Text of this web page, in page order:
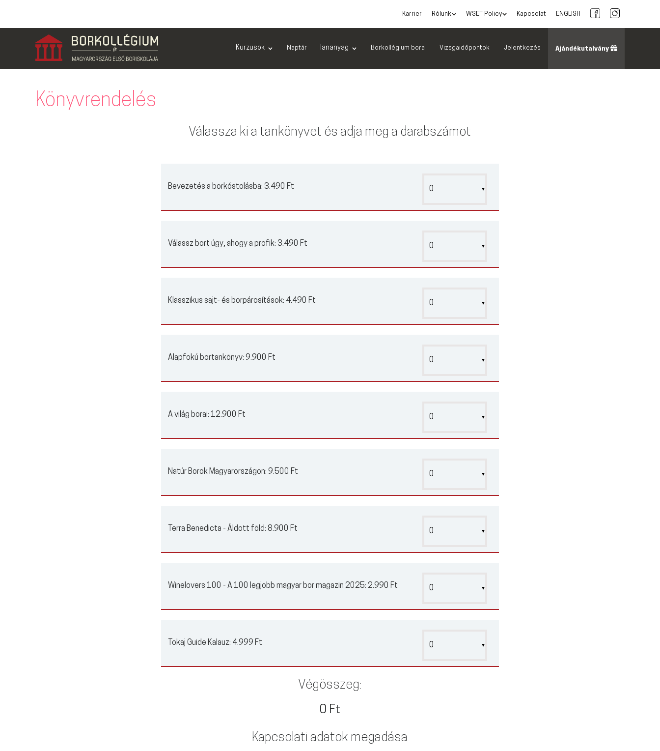
Karrier Rólunk WSET Policy Kapcsolat ENGLISH
Kurzusok Naptár Tananyag Borkollégium bora Vizsgaidőpontok Jelentkezés Ajándékutalvány
Könyvrendelés
Válassza ki a tankönyvet és adja meg a darabszámot
Bevezetés a borkóstolásba: 3.490 Ft
Válassz bort úgy, ahogy a profik: 3.490 Ft
Klasszikus sajt- és borpárosítások: 4.490 Ft
Alapfokú bortankönyv: 9.900 Ft
A világ borai: 12.900 Ft
Natúr Borok Magyarországon: 9.500 Ft
Terra Benedicta - Áldott föld: 8.900 Ft
Winelovers 100 - A 100 legjobb magyar bor magazin 2025: 2.990 Ft
Tokaj Guide Kalauz: 4.999 Ft
Végösszeg:
0 Ft
Kapcsolati adatok megadása